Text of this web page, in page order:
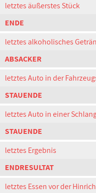
letztes äußerstes Stück
ENDE
letztes alkoholisches
ABSACKER
letztes Auto in der
STAUENDE
letztes Auto in einer
STAUENDE
letztes Ergebnis
ENDRESULTAT
letztes Essen vor der